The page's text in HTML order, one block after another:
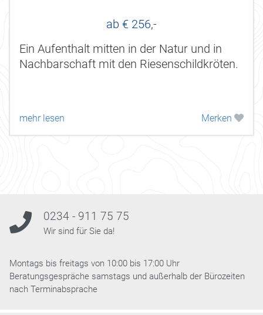
ab € 256,-
Ein Aufenthalt mitten in der Natur und in
Nachbarschaft mit den Riesenschildkröten.
mehr lesen Merken
0234 - 911 75 75
Wir sind für Sie da!
Montags bis freitags von 10:00 bis 17:00 Uhr
Beratungsgespräche samstags und außerhalb der Bürozeiten
nach Terminabsprache